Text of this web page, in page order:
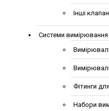
Інші
Системи
Фітинги
Набори